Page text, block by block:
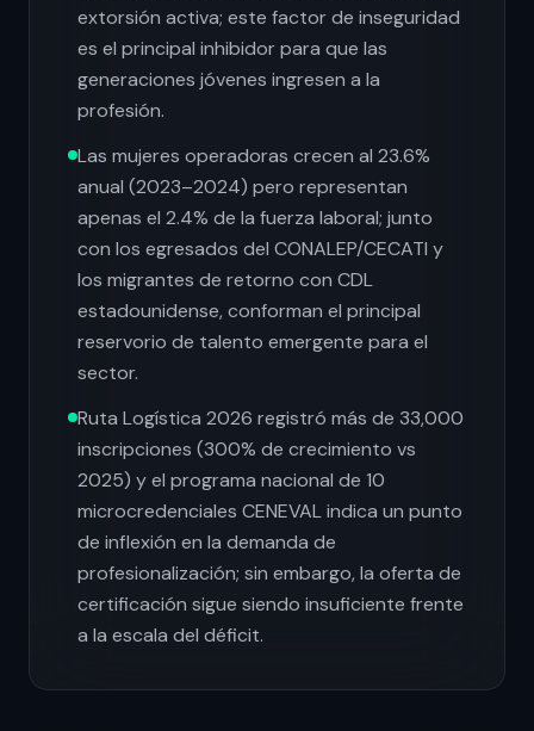
extorsión activa; este factor de inseguridad
es el principal inhibidor para que las
generaciones jóvenes ingresen a la
profesión.
Las mujeres operadoras crecen al 23.6%
anual (2023–2024) pero representan
apenas el 2.4% de la fuerza laboral; junto
con los egresados del CONALEP/CECATI y
los migrantes de retorno con CDL
estadounidense, conforman el principal
reservorio de talento emergente para el
sector.
Ruta Logística 2026 registró más de 33,000
inscripciones (300% de crecimiento vs
2025) y el programa nacional de 10
microcredenciales CENEVAL indica un punto
de inflexión en la demanda de
profesionalización; sin embargo, la oferta de
certificación sigue siendo insuficiente frente
a la escala del déficit.